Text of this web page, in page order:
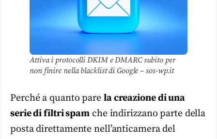
Attiva i protocolli DKIM e DMARC subito per
non finire nella blacklist di Google – sos-wp.it
Perché a quanto pare la creazione di una
serie di filtri spam che indirizzano parte della
posta direttamente nell’anticamera del